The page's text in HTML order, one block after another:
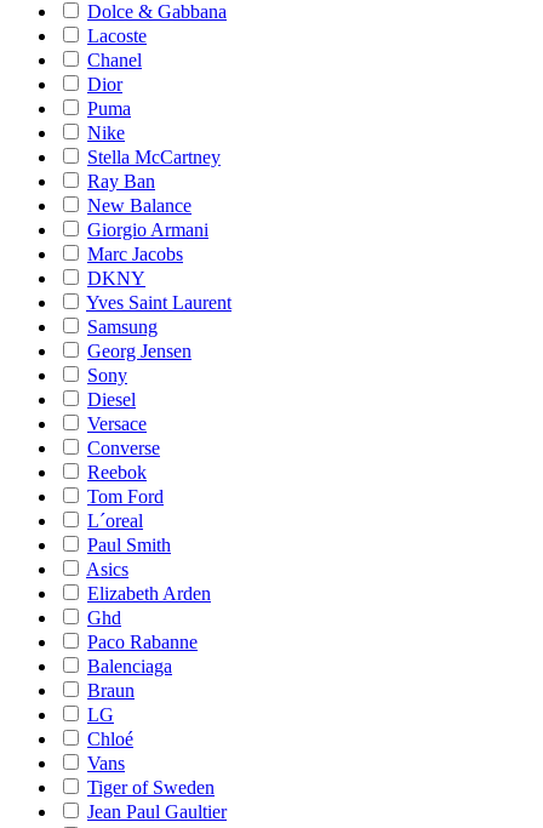
Dolce & Gabbana
Lacoste
Chanel
Dior
Puma
Nike
Stella McCartney
Ray Ban
New Balance
Giorgio Armani
Marc Jacobs
DKNY
Yves Saint Laurent
Samsung
Georg Jensen
Sony
Diesel
Versace
Converse
Reebok
Tom Ford
L´oreal
Paul Smith
Asics
Elizabeth Arden
Ghd
Paco Rabanne
Balenciaga
Braun
LG
Chloé
Vans
Tiger of Sweden
Jean Paul Gaultier